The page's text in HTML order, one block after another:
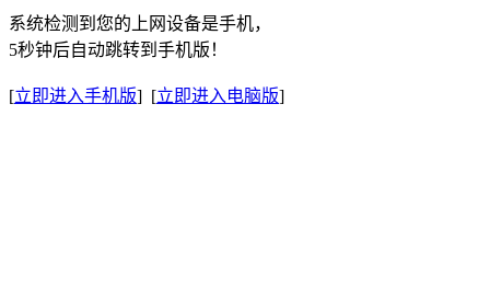
系统检测到您的上网设备是手机，
5秒钟后自动跳转到手机版！
[立即进入手机版] [立即进入电脑版]